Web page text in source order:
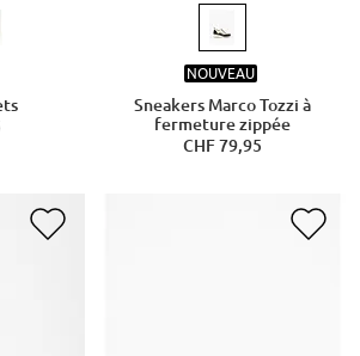
NOUVEAU
Sneakers Marco Tozzi à
fermeture zippée
CHF 79,95